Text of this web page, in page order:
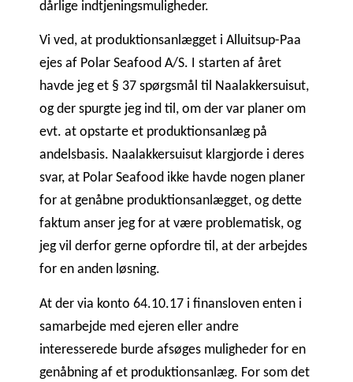
dårlige indtjeningsmuligheder.
Vi ved, at produktionsanlægget i Alluitsup-Paa
ejes af Polar Seafood A/S. I starten af året
havde jeg et § 37 spørgsmål til Naalakkersuisut,
og der spurgte jeg ind til, om der var planer om
evt. at opstarte et produktionsanlæg på
andelsbasis. Naalakkersuisut klargjorde i deres
svar, at Polar Seafood ikke havde nogen planer
for at genåbne produktionsanlægget, og dette
faktum anser jeg for at være problematisk, og
jeg vil derfor gerne opfordre til, at der arbejdes
for en anden løsning.
At der via konto 64.10.17 i finansloven enten i
samarbejde med ejeren eller andre
interesserede burde afsøges muligheder for en
genåbning af et produktionsanlæg. For som det